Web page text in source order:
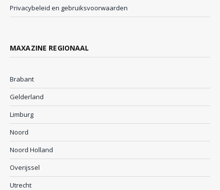
Privacybeleid en gebruiksvoorwaarden
MAXAZINE REGIONAAL
Brabant
Gelderland
Limburg
Noord
Noord Holland
Overijssel
Utrecht